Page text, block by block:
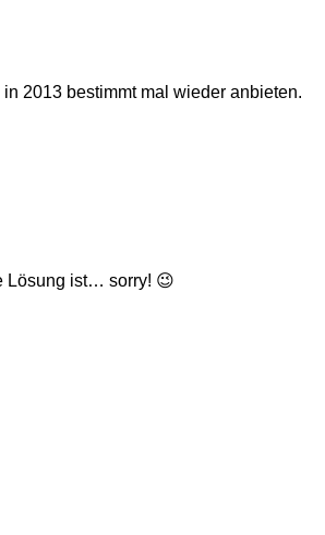
2013 bestimmt mal wieder anbieten.
Lösung ist… sorry! 😉